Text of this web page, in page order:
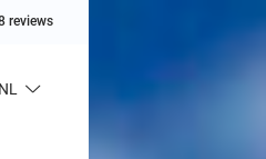
reviews
NL